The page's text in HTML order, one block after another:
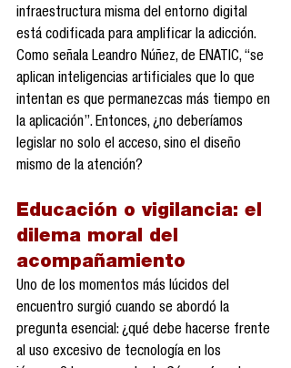
infraestructura misma del entorno digital
está codificada para amplificar la adicción.
Como señala Leandro Núñez, de ENATIC, “se
aplican inteligencias artificiales que lo que
intentan es que permanezcas más tiempo en
la aplicación”. Entonces, ¿no deberíamos
legislar no solo el acceso, sino el diseño
mismo de la atención?
Educación o vigilancia: el
dilema moral del
acompañamiento
Uno de los momentos más lúcidos del
encuentro surgió cuando se abordó la
pregunta esencial: ¿qué debe hacerse frente
al uso excesivo de tecnología en los